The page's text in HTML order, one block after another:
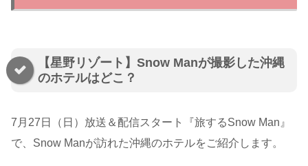
【星野リゾート】Snow Manが撮影した沖縄
のホテルはどこ？
7月27日（日）放送＆配信スタート『旅するSnow Man』
で、Snow Manが訪れた沖縄のホテルをご紹介します。